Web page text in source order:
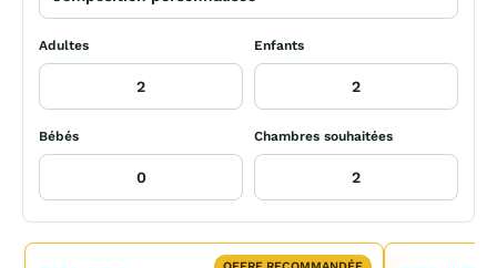
Adultes Enfants
Bébés Chambres souhaitées